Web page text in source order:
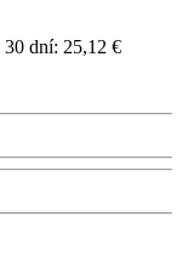
30 dní: 25,12 €